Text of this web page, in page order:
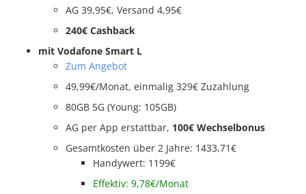
AG 39,95€, Versand 4,95€
240€ Cashback
mit Vodafone Smart L
Zum Angebot
49,99€/Monat, einmalig 329€ Zuzahlung
80GB 5G (Young: 105GB)
AG per App erstattbar, 100€ Wechselbonus
Gesamtkosten über 2 Jahre: 1433,71€
Handywert: 1199€
Effektiv: 9,78€/Monat